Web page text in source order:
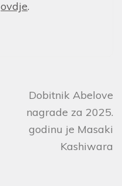
ovdje.
Dobitnik Abelove
nagrade za 2025.
godinu je Masaki
Kashiwara